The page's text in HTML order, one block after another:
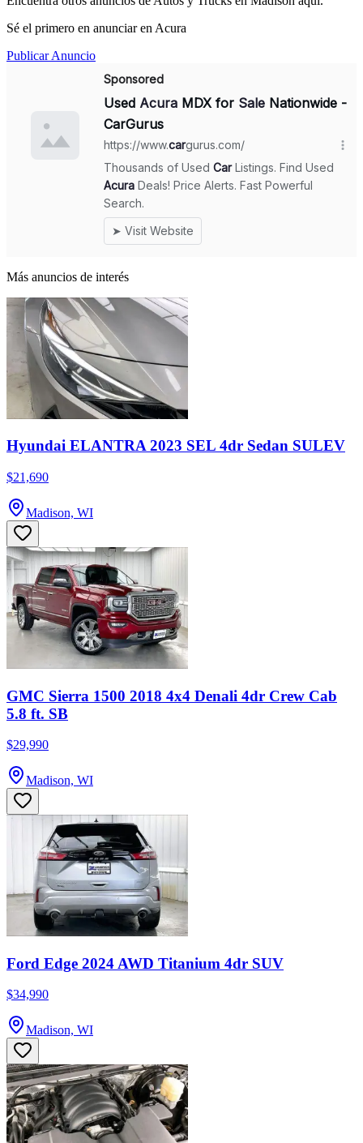
Sé el primero en anunciar en Acura
Publicar Anuncio
Más anuncios de interés
Hyundai ELANTRA 2023 SEL 4dr Sedan SULEV
$21,690
Madison, WI
GMC Sierra 1500 2018 4x4 Denali 4dr Crew Cab
5.8 ft. SB
$29,990
Madison, WI
Ford Edge 2024 AWD Titanium 4dr SUV
$34,990
Madison, WI